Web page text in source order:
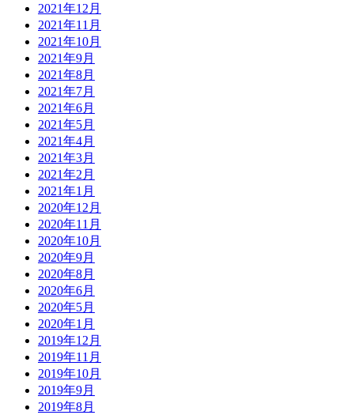
2021年12月
2021年11月
2021年10月
2021年9月
2021年8月
2021年7月
2021年6月
2021年5月
2021年4月
2021年3月
2021年2月
2021年1月
2020年12月
2020年11月
2020年10月
2020年9月
2020年8月
2020年6月
2020年5月
2020年1月
2019年12月
2019年11月
2019年10月
2019年9月
2019年8月